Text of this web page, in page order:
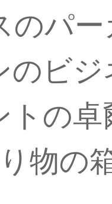
のパ
ビジ
の
物の